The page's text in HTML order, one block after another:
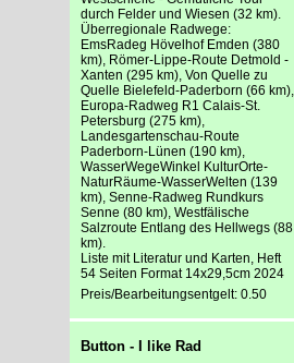
durch Felder und Wiesen (32 km).
Überregionale Radwege:
EmsRadeg Hövelhof Emden (380
km), Römer-Lippe-Route Detmold -
Xanten (295 km), Von Quelle zu
Quelle Bielefeld-Paderborn (66 km),
Europa-Radweg R1 Calais-St.
Petersburg (275 km),
Landesgartenschau-Route
Paderborn-Lünen (190 km),
WasserWegeWinkel KulturOrte-
NaturRäume-WasserWelten (139
km), Senne-Radweg Rundkurs
Senne (80 km), Westfälische
Salzroute Entlang des Hellwegs (88
km).
Liste mit Literatur und Karten, Heft
54 Seiten Format 14x29,5cm 2024
Preis/Bearbeitungsentgelt: 0.50
Button - I like Rad